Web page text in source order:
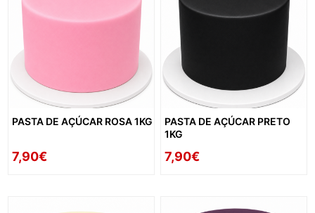
PASTA DE AÇÚCAR ROSA 1KG
7,90€
PASTA DE AÇÚCAR PRETO
1KG
7,90€